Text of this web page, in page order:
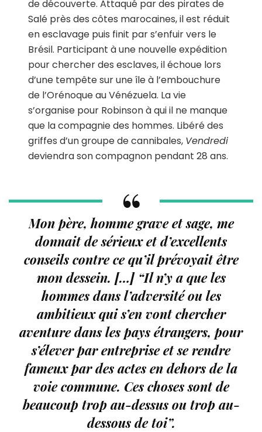
de découverte. Attaqué par des pirates de
Salé près des côtes marocaines, il est réduit
en esclavage puis finit par s’enfuir vers le
Brésil. Participant à une nouvelle expédition
pour chercher des esclaves, il échoue lors
d’une tempête sur une île à l’embouchure
de l’Orénoque au Vénézuela. La vie
s’organise pour Robinson à qui il ne manque
que la compagnie des hommes. Libéré des
griffes d’un groupe de cannibales, Vendredi
deviendra son compagnon pendant 28 ans.
Mon père, homme grave et sage, me
donnait de sérieux et d’excellents
conseils contre ce qu’il prévoyait être
mon dessein. […] “Il n’y a que les
hommes dans l’adversité ou les
ambitieux qui s’en vont chercher
aventure dans les pays étrangers, pour
s’élever par entreprise et se rendre
fameux par des actes en dehors de la
voie commune. Ces choses sont de
beaucoup trop au-dessus ou trop au-
dessous de toi”.